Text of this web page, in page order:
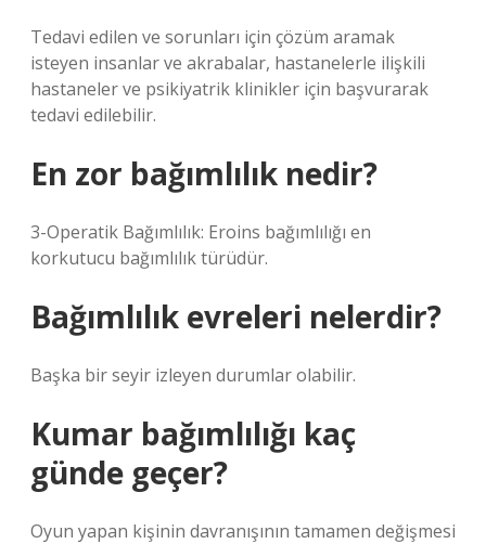
Tedavi edilen ve sorunları için çözüm aramak
isteyen insanlar ve akrabalar, hastanelerle ilişkili
hastaneler ve psikiyatrik klinikler için başvurarak
tedavi edilebilir.
En zor bağımlılık nedir?
3-Operatik Bağımlılık: Eroins bağımlılığı en
korkutucu bağımlılık türüdür.
Bağımlılık evreleri nelerdir?
Başka bir seyir izleyen durumlar olabilir.
Kumar bağımlılığı kaç
günde geçer?
Oyun yapan kişinin davranışının tamamen değişmesi